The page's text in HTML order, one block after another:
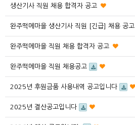
생산기사 직원 채용 합격자 공고
완주떡메마을 생산기사 직원 [긴급] 채용 공고
완주떡메마을 직원 채용 합격자 공고
완주떡메마을 직원 채용공고
2025년 후원금품 사용내역 공고입니다
2025년 결산공고입니다